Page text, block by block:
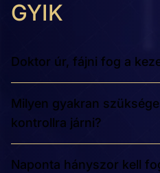
GYIK
Doktor úr, fájni fog a
Milyen gyakran
kontrollra járni?
Naponta hányszor kell